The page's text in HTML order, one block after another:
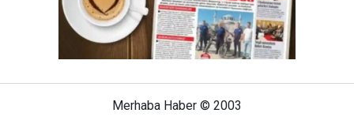
Merhaba Haber © 2003